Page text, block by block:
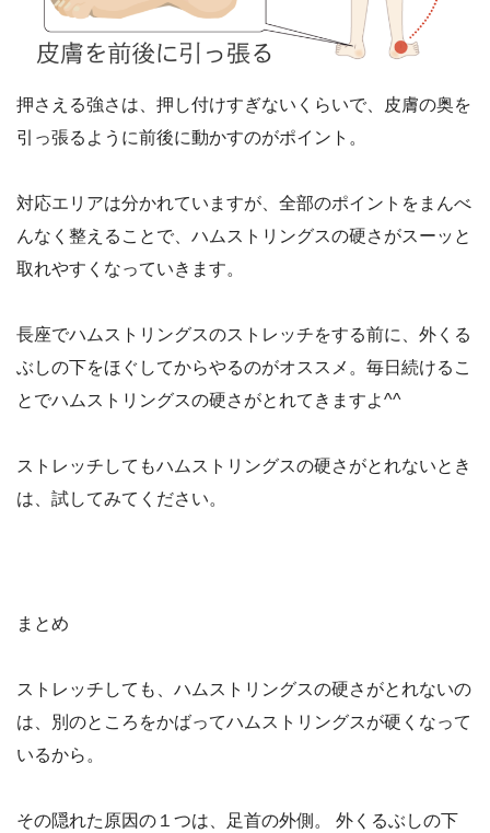
押さえる強さは、押し付けすぎないくらいで、皮膚の奥を
引っ張るように前後に動かすのがポイント。
対応エリアは分かれていますが、全部のポイントをまんべ
んなく整えることで、ハムストリングスの硬さがスーッと
取れやすくなっていきます。
長座でハムストリングスのストレッチをする前に、外くる
ぶしの下をほぐしてからやるのがオススメ。毎日続けるこ
とでハムストリングスの硬さがとれてきますよ^^
ストレッチしてもハムストリングスの硬さがとれないとき
は、試してみてください。
まとめ
ストレッチしても、ハムストリングスの硬さがとれないの
は、別のところをかばってハムストリングスが硬くなって
いるから。
その隠れた原因の１つは、足首の外側。 外くるぶしの下